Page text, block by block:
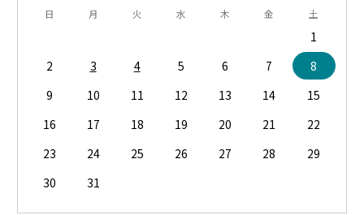
日 月 火 水 木 金 土
1
2
3 4 5 6 7
8
9
10 11 12 13 14
15
16
17 18 19 20 21
22
23
24 25 26 27 28
29
30
31